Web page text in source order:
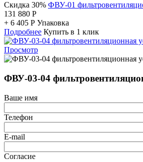
Скидка 30% ФВУ-01
131 880 Р
+ 6 405 Р Упаковка
Подробнее Купить в 1 клик
Просмотр
ФВУ-03-04
Ваше имя
Телефон
E-mail
Согласие